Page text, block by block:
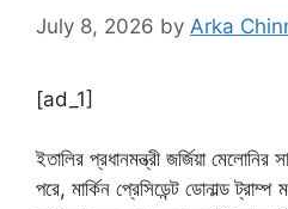
July 8, 2026 by Arka
[ad_1]
ইতালির প্রধানমন্ত্রী জর্জিয়া মেলোনির
পরে, মার্কিন প্রেসিডেন্ট ডোনাল্ড